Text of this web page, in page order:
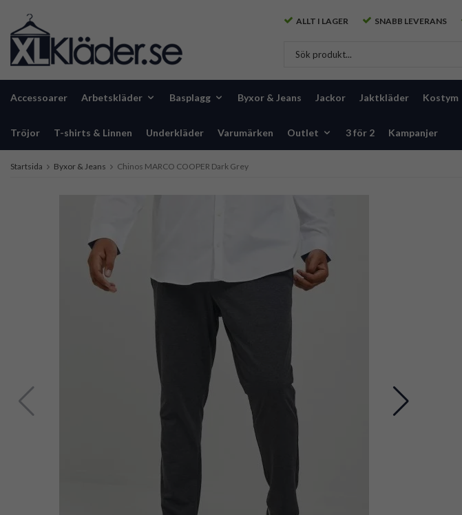
ALLT I LAGER SNABB LEVERANS
Accessoarer Arbetskläder Basplagg Byxor & Jeans Jackor Jaktkläder Kostym
Tröjor T-shirts & Linnen Underkläder Varumärken Outlet 3 för 2 Kampanjer
Startsida Byxor & Jeans Chinos MARCO COOPER Dark Grey